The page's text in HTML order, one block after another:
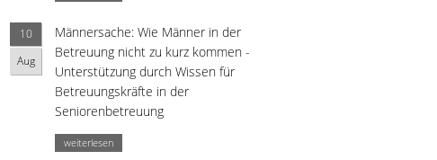
10
Aug
Männersache: Wie Männer in der
Betreuung nicht zu kurz kommen -
Unterstützung durch Wissen für
Betreuungskräfte in der
Seniorenbetreuung
weiterlesen